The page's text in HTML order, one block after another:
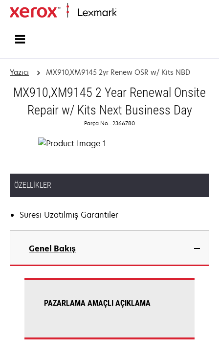
Yazıcı MX910,XM9145 2yr Renew OSR w/ Kits NBD
MX910,XM9145 2 Year Renewal Onsite
Repair w/ Kits Next Business Day
Parça No.: 2366780
ÖZELLIKLER
Süresi Uzatılmış Garantiler
Genel Bakış
PAZARLAMA AMAÇLI AÇIKLAMA